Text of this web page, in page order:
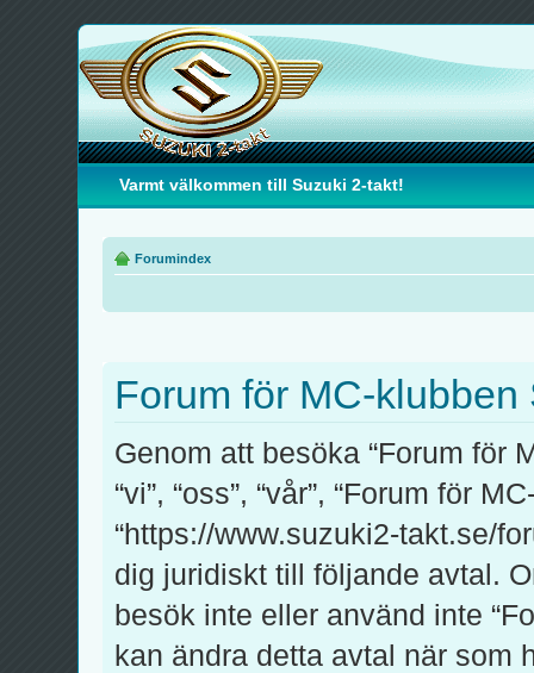
Varmt välkommen till Suzuki 2-takt!
Forumindex
Forum för MC-
Genom att besöka “Forum för
“vi”, “oss”, “vår”, “Forum för
“https://www.suzuki2-takt.se/
dig juridiskt till följande avtal.
besök inte eller använd inte
kan ändra detta avtal när som